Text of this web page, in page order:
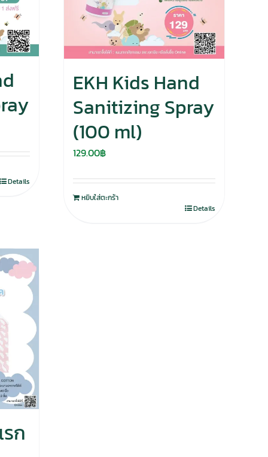
Details
EKH Kids Hand
Sanitizing Spray
(100 ml)
129.00฿
หยิบใส่ตะกร้า
Details
ก